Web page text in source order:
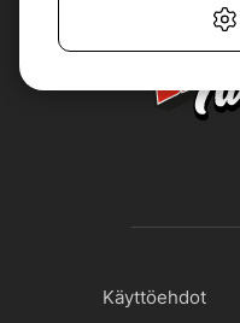
Käyttöehdot